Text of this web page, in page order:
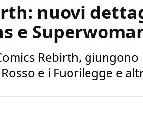
nuovi
e
Rebirth,
e i Fuorilegge e